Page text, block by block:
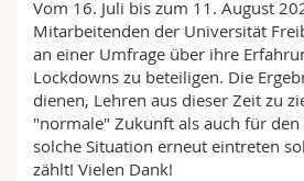
Math.-Nat. und Med. Fak.
Interfakultär
Mitarbeitende
Doktorierende
Webmail
Vorlesungsverzeichnis
MyUnifr
Vom 16. Juli bis zum 11. August
Mitarbeitenden der Universität
an einer Umfrage über ihre
Lockdowns zu beteiligen. Die
dienen, Lehren aus dieser Zeit zu
"normale" Zukunft als auch für den
solche Situation erneut eintreten
zählt! Vielen Dank!